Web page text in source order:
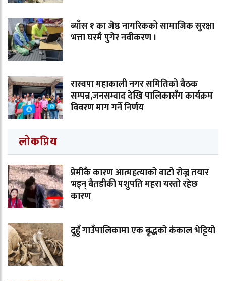
ब्याँस १ का जेष्ठ नागरिकको सामाजिक सुरक्षा
भत्ता घरमै पुगेर नवीकरण ।
रास्वपा महाकाली नगर समितिको बैठक
सम्पन्न,जनसम्वाद देखि पालिकासँग कार्यक्रम
विवरण माग गर्ने निर्णय
लोकप्रिय
प्रेमीकै कारण आत्महत्याको बाटो रोज्न तयार
भइन् बैतडीकी पशुपति महरा यस्तो रहेछ
कारण
दुहुँ गाउँपालिकामा एक बृद्धको कंकाल भेट्टियो